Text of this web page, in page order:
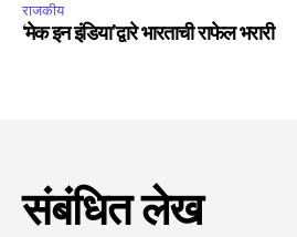
राजकीय
‘मेक इन इंडिया’द्वारे भारताची राफेल भरारी
संबंधित लेख